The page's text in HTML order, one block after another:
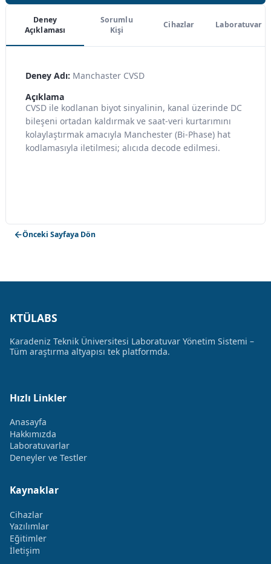
Deney
Açıklaması
Sorumlu
Kişi
Cihazlar Laboratuvar
Deney Adı: Manchaster CVSD
Açıklama
CVSD ile kodlanan biyot sinyalinin, kanal üzerinde DC
bileşeni ortadan kaldırmak ve saat-veri kurtarımını
kolaylaştırmak amacıyla Manchester (Bi-Phase) hat
kodlamasıyla iletilmesi; alıcıda decode edilmesi.
Önceki Sayfaya Dön
KTÜLABS
Karadeniz Teknik Üniversitesi Laboratuvar Yönetim Sistemi –
Tüm araştırma altyapısı tek platformda.
Hızlı Linkler
Anasayfa
Hakkımızda
Laboratuvarlar
Deneyler ve Testler
Kaynaklar
Cihazlar
Yazılımlar
Eğitimler
İletişim